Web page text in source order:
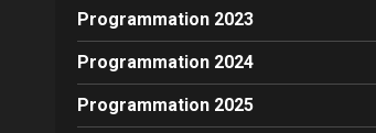
Programmation 2023
Programmation 2024
Programmation 2025